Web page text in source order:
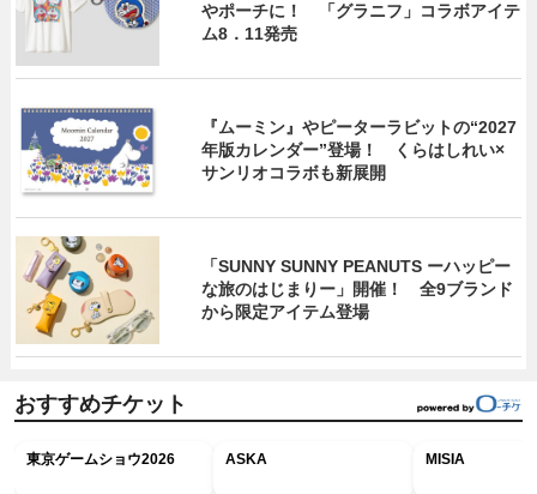
やポーチに！ 「グラニフ」コラボアイテ
ム8．11発売
『ムーミン』やピーターラビットの“2027
年版カレンダー”登場！ くらはしれい×
サンリオコラボも新展開
「SUNNY SUNNY PEANUTS ーハッピー
な旅のはじまりー」開催！ 全9ブランド
から限定アイテム登場
おすすめチケット
東京ゲームショウ2026 ASKA MISIA